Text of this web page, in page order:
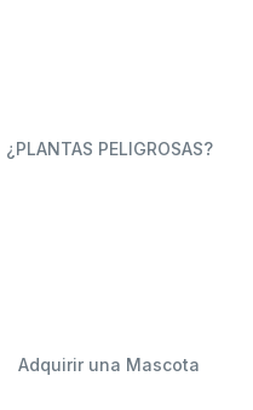
¿PLANTAS PELIGROSAS?
Adquirir una Mascota